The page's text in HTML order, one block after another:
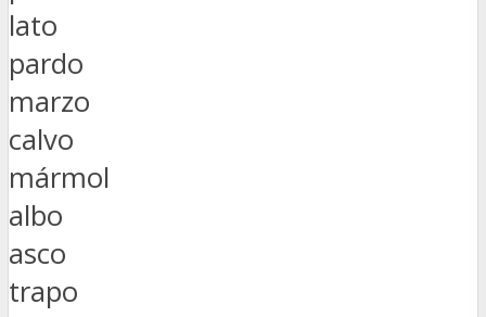
lato
pardo
marzo
calvo
mármol
albo
asco
trapo